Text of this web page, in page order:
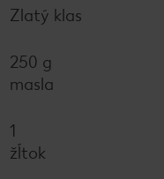
Zlatý klas
250 g
masla
1
žĺtok